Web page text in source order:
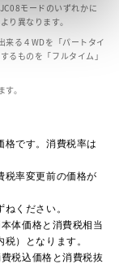
モードのいずれかに
り異なります。
来る４WDを「パートタイ
るものを「フルタイム」
。
格です。消費税率は
税率変更前の価格が
ください。
体価格と消費税相当
）となります。
税込価格と消費税抜